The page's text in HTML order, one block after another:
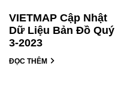
VIETMAP Cập Nhật
Dữ Liệu Bản Đồ Quý
3-2023
ĐỌC THÊM